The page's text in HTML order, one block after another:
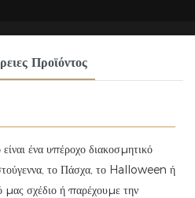
Προϊόντος
ένα υπέροχο διακοσμητικό
το Πάσχα, το Halloween ή
μας σχέδιο ή παρέχουμε την